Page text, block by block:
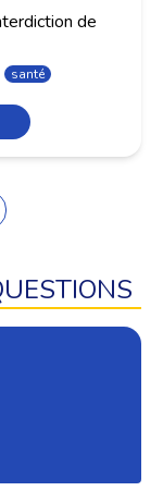
de
santé